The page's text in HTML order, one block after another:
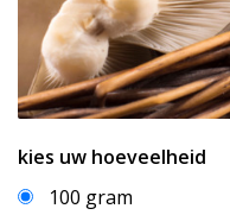
kies uw hoeveelheid
100 gram